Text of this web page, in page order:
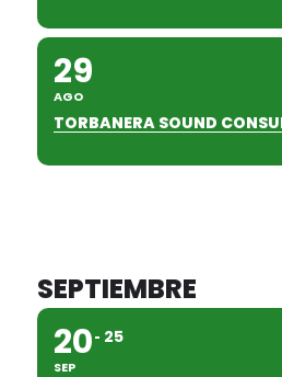
29
AGO
TORBANERA SOUND
SEPTIEMBRE
20
SEP
25